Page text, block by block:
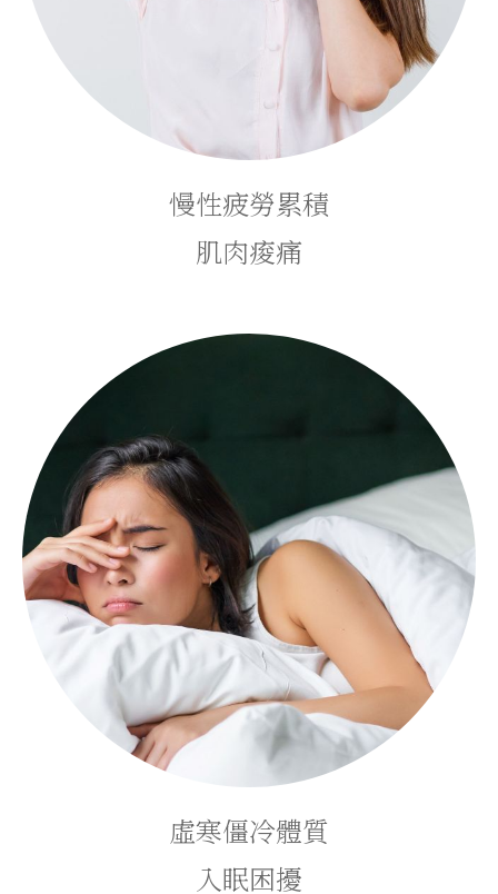
慢性疲勞累積
肌肉痠痛
虛寒僵冷體質
入眠困擾